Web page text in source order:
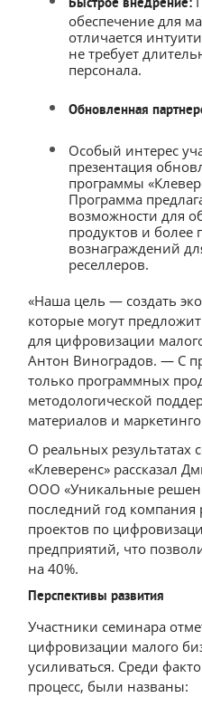
Быстрое внедрение:
обеспечение для
отличается
не требует
персонала.
Обновленная
Особый интерес
презентация
программы
Программа
возможности для
продуктов и более
вознаграждений
реселлеров.
«Наша цель — создать
которые могут
для цифровизации
Антон Виноградов. — С
только программных
методологической
материалов и
О реальных результатах
«Клеверенс» рассказал
ООО «Уникальные
последний год компания
проектов по
предприятий, что
на 40%.
Перспективы развития
Участники семинара
цифровизации малого
усиливаться. Среди
процесс, были названы: